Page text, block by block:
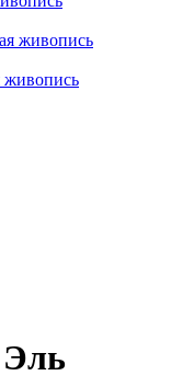
живопись
живопись
Эль